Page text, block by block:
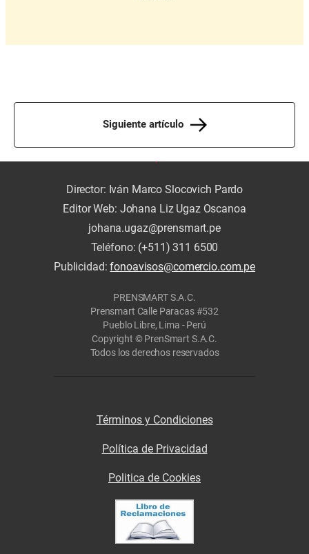
Siguiente artículo
Director: Iván Marco Slocovich Pardo
Editor Web: Johana Liz Ugaz Oscanoa
johana.ugaz@prensmart.pe
Teléfono: (+511) 311 6500
Publicidad:fonoavisos@comercio.com.pe
PRENSMART S.A.C.
Prensmart Calle Paracas #532
Pueblo Libre, Lima - Perú
Copyright © PrenSmart S.A.C.
Todos los derechos reservados
Términos y Condiciones
Política de Privacidad
Politica de Cookies